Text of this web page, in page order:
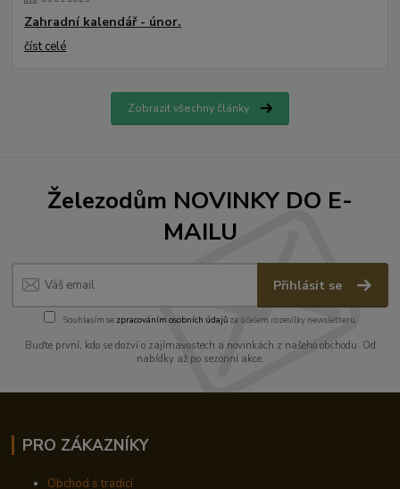
Zahradní kalendář - únor.
číst celé
Zobrazit všechny články
Železodům NOVINKY DO E-
MAILU
Přihlásit se
Souhlasím se zpracováním osobních údajůza účelem rozesílky newsletteru.
Buďte první, kdo se dozví o zajímavostech a novinkách z našeho obchodu. Od
nabídky až po sezónní akce.
PRO ZÁKAZNÍKY
Obchod s tradicí